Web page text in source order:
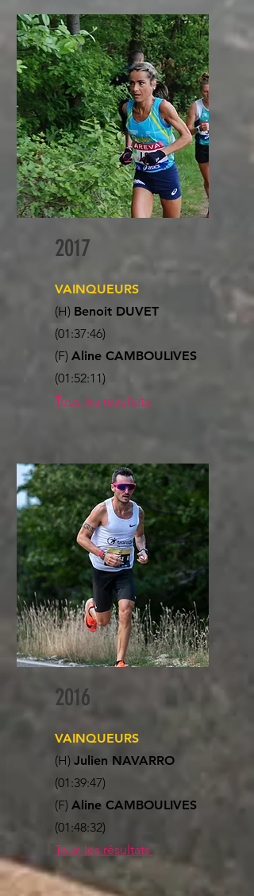
2017
VAINQUEURS
(H) Benoit DUVET
(01:37:46)
(F) Aline CAMBOULIVES
(01:52:11)
Tous les résultats
2016
VAINQUEURS
(H) Julien NAVARRO
(01:39:47)
(F) Aline CAMBOULIVES
(01:48:32)
Tous les résultats